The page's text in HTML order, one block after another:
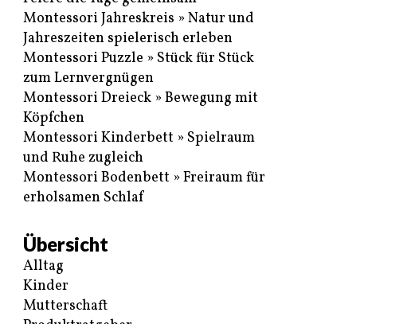
Montessori Jahreskreis » Natur und
Jahreszeiten spielerisch erleben
Montessori Puzzle » Stück für Stück
zum Lernvergnügen
Montessori Dreieck » Bewegung mit
Köpfchen
Montessori Kinderbett » Spielraum
und Ruhe zugleich
Montessori Bodenbett » Freiraum für
erholsamen Schlaf
Übersicht
Alltag
Kinder
Mutterschaft